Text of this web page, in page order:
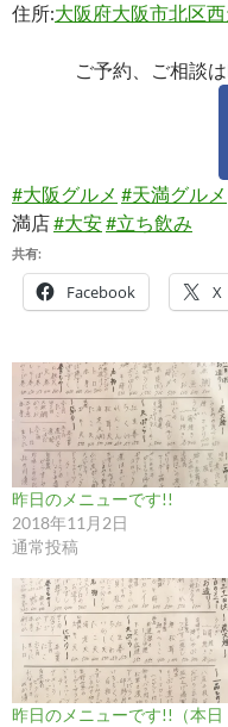
住所:大阪府大阪市北区
ご予約、ご相談
#大阪グルメ #天満グルメ
満店#大安#立ち飲み
共有:
Facebook X
昨日のメニューです!!
2018年11月2日
通常投稿
昨日のメニューです!!（本日